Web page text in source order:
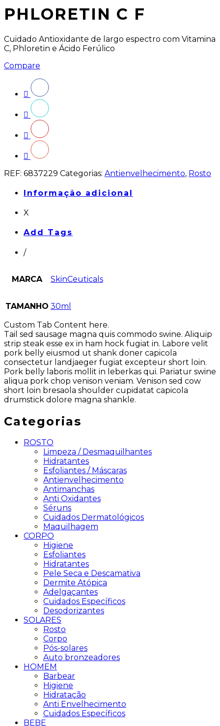
PHLORETIN C F
Cuidado Antioxidante de largo espectro com Vitamina
C, Phloretin e Ácido Ferúlico
Compare
REF: 6837229 Categorias: Antienvelhecimento, Rosto
Informação adicional
X
Add Tags
/
MARCA SkinCeuticals
TAMANHO 30ml
Custom Tab Content here.
Tail sed sausage magna quis commodo swine. Aliquip
strip steak esse ex in ham hock fugiat in. Labore velit
pork belly eiusmod ut shank doner capicola
consectetur landjaeger fugiat excepteur short loin.
Pork belly laboris mollit in leberkas qui. Pariatur swine
aliqua pork chop venison veniam. Venison sed cow
short loin bresaola shoulder cupidatat capicola
drumstick dolore magna shankle.
Categorias
ROSTO
Limpeza / Desmaquilhantes
Hidratantes
Esfoliantes / Máscaras
Antienvelhecimento
Antimanchas
Anti Oxidantes
Séruns
Cuidados Dermatológicos
Maquilhagem
CORPO
Higiene
Esfoliantes
Hidratantes
Pele Seca e Descamativa
Dermite Atópica
Adelgaçantes
Cuidados Específicos
Desodorizantes
SOLARES
Rosto
Corpo
Pós-solares
Auto bronzeadores
HOMEM
Barbear
Higiene
Hidratação
Anti Envelhecimento
Cuidados Específicos
BEBE